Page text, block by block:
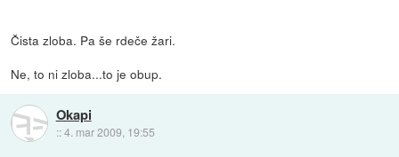
Čista zloba. Pa še rdeče žari.
Ne, to ni zloba...to je obup.
Okapi
::4. mar 2009, 19:55